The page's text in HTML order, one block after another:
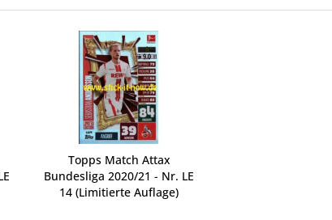
Topps Match Attax
Bundesliga 2020/21 - Nr. LE
14 (Limitierte Auflage)